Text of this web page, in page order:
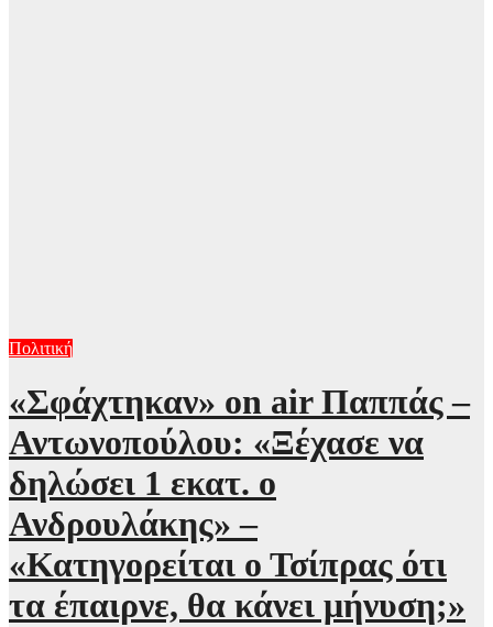
Πολιτική
«Σφάχτηκαν» on air Παππάς –
Αντωνοπούλου: «Ξέχασε να
δηλώσει 1 εκατ. ο
Ανδρουλάκης» –
«Κατηγορείται ο Τσίπρας ότι
τα έπαιρνε, θα κάνει μήνυση;»